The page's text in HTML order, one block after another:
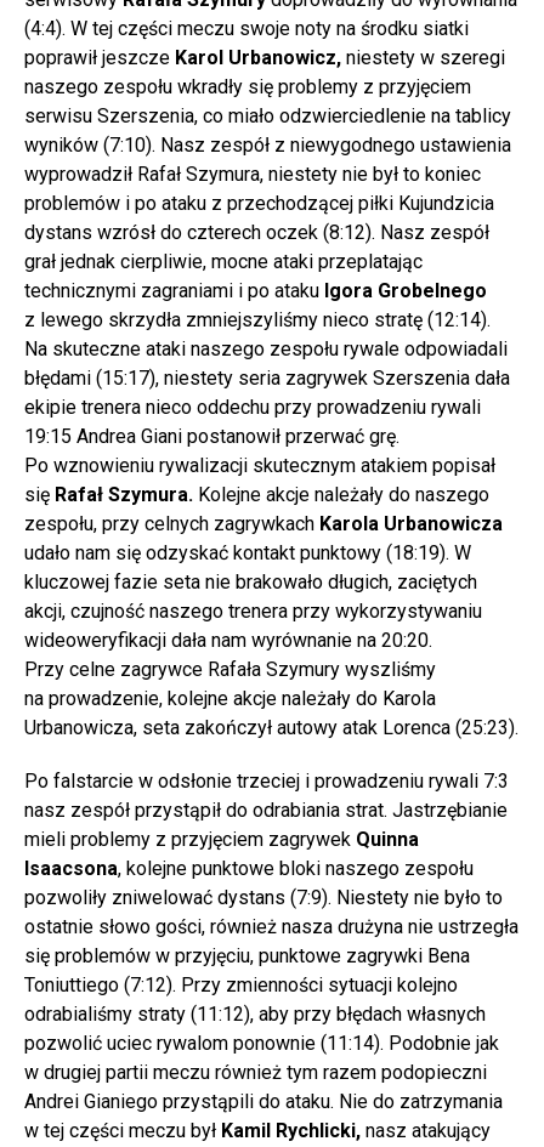
(4:4). W tej części meczu swoje noty na środku siatki
poprawił jeszcze Karol Urbanowicz, niestety w szeregi
naszego zespołu wkradły się problemy z przyjęciem
serwisu Szerszenia, co miało odzwierciedlenie na tablicy
wyników (7:10). Nasz zespół z niewygodnego ustawienia
wyprowadził Rafał Szymura, niestety nie był to koniec
problemów i po ataku z przechodzącej piłki Kujundzicia
dystans wzrósł do czterech oczek (8:12). Nasz zespół
grał jednak cierpliwie, mocne ataki przeplatając
technicznymi zagraniami i po ataku Igora Grobelnego
z lewego skrzydła zmniejszyliśmy nieco stratę (12:14).
Na skuteczne ataki naszego zespołu rywale odpowiadali
błędami (15:17), niestety seria zagrywek Szerszenia dała
ekipie trenera nieco oddechu przy prowadzeniu rywali
19:15 Andrea Giani postanowił przerwać grę.
Po wznowieniu rywalizacji skutecznym atakiem popisał
się Rafał Szymura. Kolejne akcje należały do naszego
zespołu, przy celnych zagrywkach Karola Urbanowicza
udało nam się odzyskać kontakt punktowy (18:19). W
kluczowej fazie seta nie brakowało długich, zaciętych
akcji, czujność naszego trenera przy wykorzystywaniu
wideoweryfikacji dała nam wyrównanie na 20:20.
Przy celne zagrywce Rafała Szymury wyszliśmy
na prowadzenie, kolejne akcje należały do Karola
Urbanowicza, seta zakończył autowy atak Lorenca (25:23).
Po falstarcie w odsłonie trzeciej i prowadzeniu rywali 7:3
nasz zespół przystąpił do odrabiania strat. Jastrzębianie
mieli problemy z przyjęciem zagrywek Quinna
Isaacsona, kolejne punktowe bloki naszego zespołu
pozwoliły zniwelować dystans (7:9). Niestety nie było to
ostatnie słowo gości, również nasza drużyna nie ustrzegła
się problemów w przyjęciu, punktowe zagrywki Bena
Toniuttiego (7:12). Przy zmienności sytuacji kolejno
odrabialiśmy straty (11:12), aby przy błędach własnych
pozwolić uciec rywalom ponownie (11:14). Podobnie jak
w drugiej partii meczu również tym razem podopieczni
Andrei Gianiego przystąpili do ataku. Nie do zatrzymania
w tej części meczu był Kamil Rychlicki, nasz atakujący